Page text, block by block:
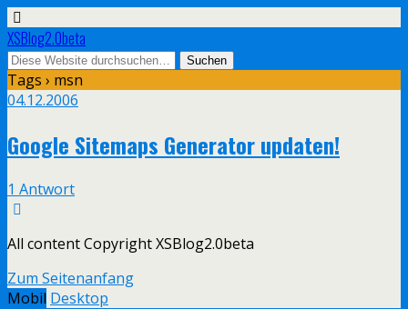
XSBlog2.0beta
Tags › msn
04.12.2006
Google Sitemaps Generator updaten!
1 Antwort
All content Copyright XSBlog2.0beta
Zum Seitenanfang
Mobil Desktop